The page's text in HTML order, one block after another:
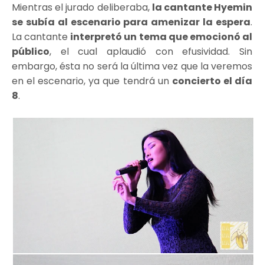
Mientras el jurado deliberaba, la cantante Hyemin
se subía al escenario para amenizar la espera.
La cantante interpretó un tema que emocionó al
público, el cual aplaudió con efusividad. Sin
embargo, ésta no será la última vez que la veremos
en el escenario, ya que tendrá un concierto el día
8.